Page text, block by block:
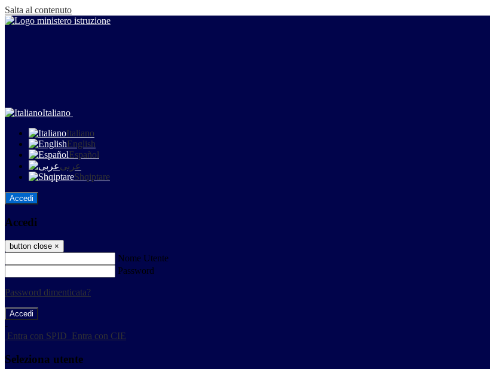
Salta al contenuto
Italiano
Italiano
English
Español
عربى
Shqiptare
Accedi
Accedi
button close ×
Nome Utente
Password
Password dimenticata?
-
Entra con SPID Entra con CIE
Seleziona utente